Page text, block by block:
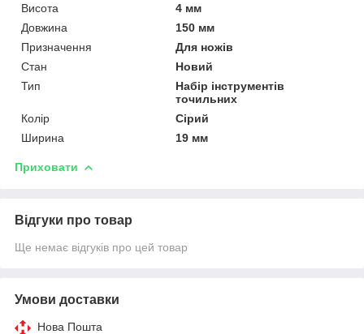
Висота
4 мм
Довжина
150 мм
Призначення
Для ножів
Стан
Новий
Тип
Набір інструментів
точильних
Колір
Сірий
Ширина
19 мм
Приховати
Відгуки про товар
Ще немає відгуків про цей товар
Умови доставки
Нова Пошта